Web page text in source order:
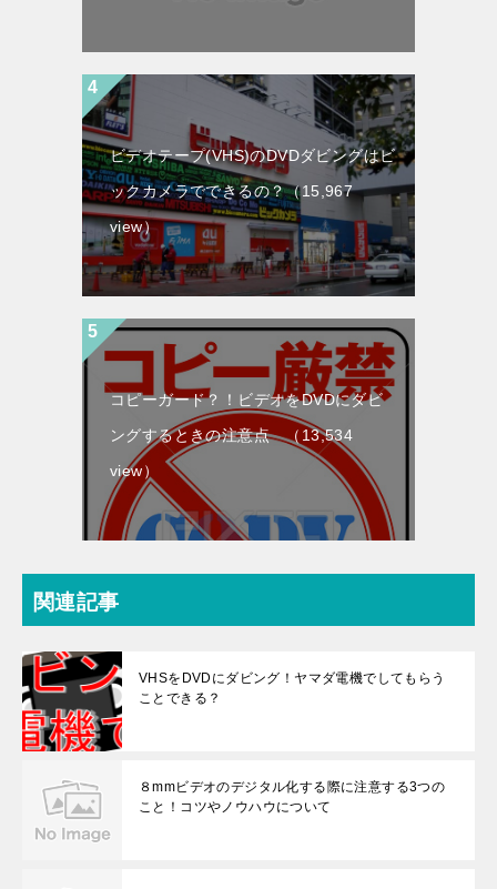
ビデオテープ(VHS)のDVDダビングはビ
ックカメラでできるの？（15,967
view）
コピーガード？！ビデオをDVDにダビ
ングするときの注意点（13,534
view）
関連記事
VHSをDVDにダビング！ヤマダ電機でしてもらう
ことできる？
８mmビデオのデジタル化する際に注意する3つの
こと！コツやノウハウについて